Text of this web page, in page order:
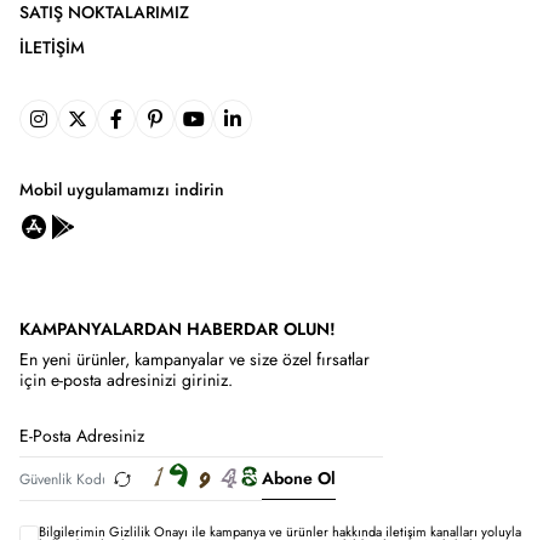
SATIŞ NOKTALARIMIZ
İLETIŞIM
Mobil uygulamamızı indirin
KAMPANYALARDAN HABERDAR OLUN!
En yeni ürünler, kampanyalar ve size özel fırsatlar
için e-posta adresinizi giriniz.
Abone Ol
Bilgilerimin Gizlilik Onayı ile kampanya ve ürünler hakkında iletişim kanalları yoluyla